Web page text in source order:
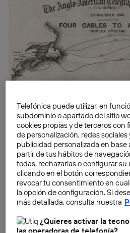
became necessary to connect
by the sea:France and
between the two countries is
(located in the English
first submarine cable was laid.
it was made of copper. This
disastrous because the signals
added to the rebounds and
on the cable, made the signal
best thing that could have
Telefónica puede utilizar, en
subdominio o apartado del sitio
cookies propias y de terceros con
de personalización, redes
publicidad personalizada en base
partir de tus hábitos de
todas, rechazarlas o configurar
clicando en el botón
revocar tu consentimiento en
la opción de configuración. Si
más detallada, consulta nuestra
¿Quieres activar la
las operadoras de telefonía?